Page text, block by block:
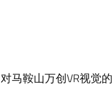
马鞍山万创VR视觉